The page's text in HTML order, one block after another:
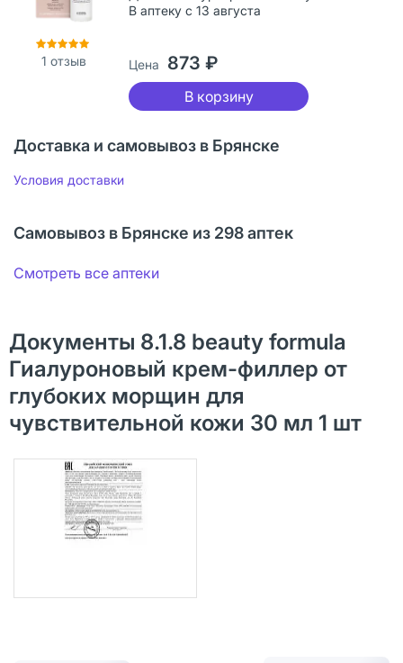
1 отзыв
В аптеку с 13 августа
Цена 873 ₽
В корзину
Доставка и самовывоз в Брянске
Условия доставки
Самовывоз в Брянске из 298 аптек
Смотреть все аптеки
Документы 8.1.8 beauty formula
Гиалуроновый крем-филлер от
глубоких морщин для
чувствительной кожи 30 мл 1 шт